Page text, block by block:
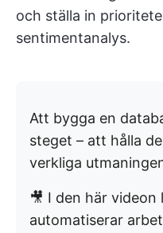
och ställa in
sentimentanalys.
Att bygga en
steget – att hålla
verkliga
🎥 I den här videon
automatiserar